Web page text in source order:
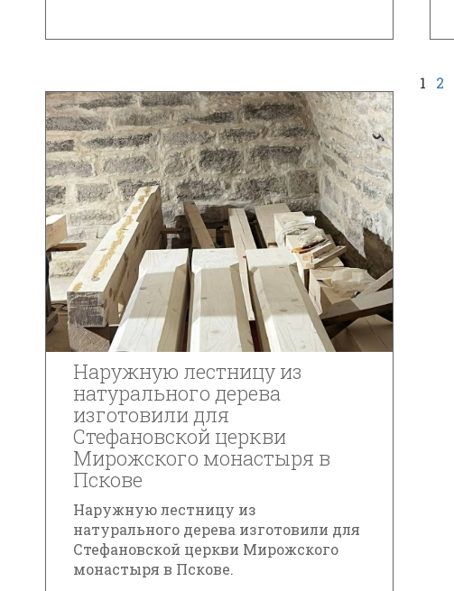
Наружную лестницу из
натурального дерева
изготовили для
Стефановской церкви
Мирожского монастыря в
Пскове
Наружную лестницу из
натурального дерева изготовили для
Стефановской церкви Мирожского
монастыря в Пскове.
1 2